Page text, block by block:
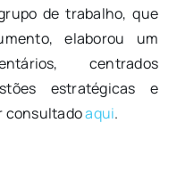
de trabalho, que
elaborou um
centrados
estratégicas e
consultadoaqui.